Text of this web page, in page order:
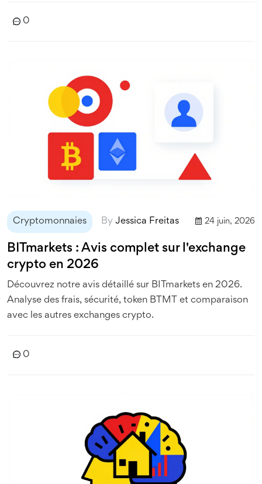
0
Cryptomonnaies By Jessica Freitas 24 juin, 2026
BITmarkets : Avis complet sur l'exchange
crypto en 2026
Découvrez notre avis détaillé sur BITmarkets en 2026.
Analyse des frais, sécurité, token BTMT et comparaison
avec les autres exchanges crypto.
0